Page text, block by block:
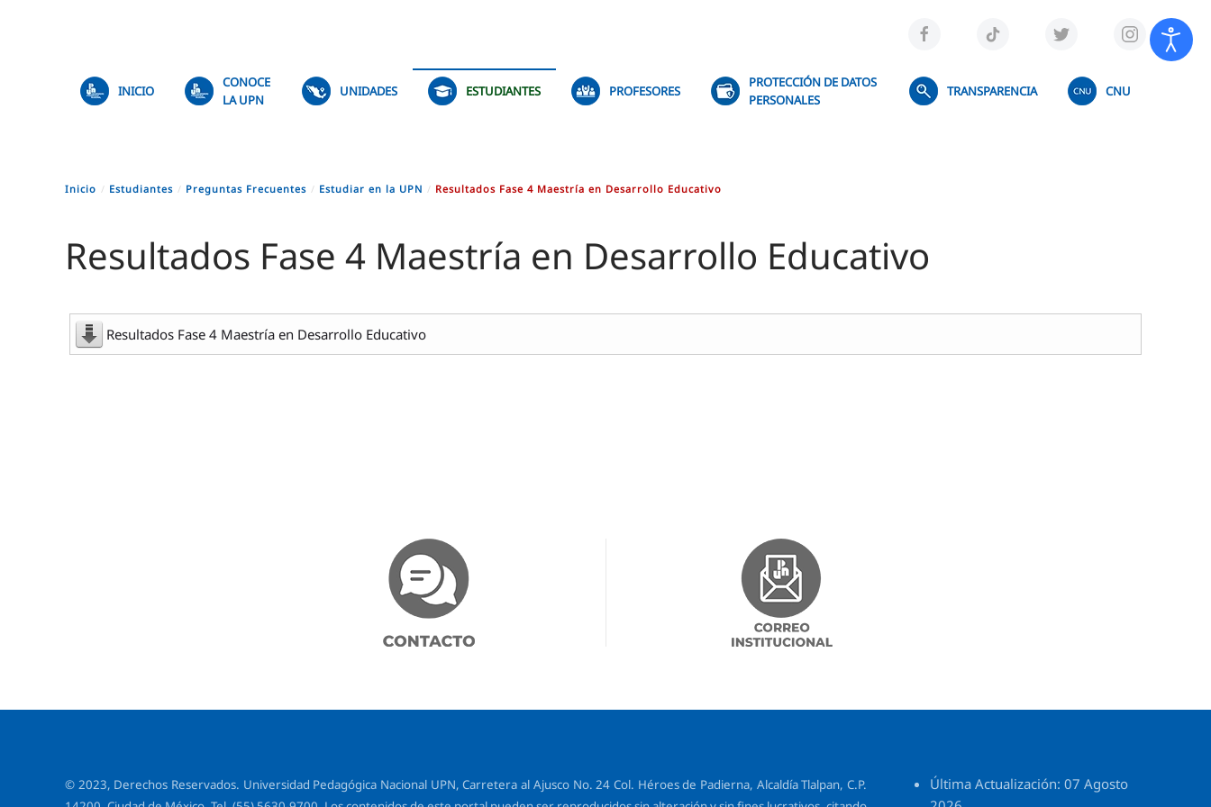
INICIO
CONOCE
LA UPN
UNIDADES ESTUDIANTES PROFESORES
PROTECCIÓN DE DATOS
PERSONALES
TRANSPARENCIA CNU
Inicio Estudiantes Preguntas Frecuentes Estudiar en la UPN Resultados Fase 4 Maestría en Desarrollo Educativo
Resultados Fase 4 Maestría en Desarrollo Educativo
Resultados Fase 4 Maestría en Desarrollo Educativo
© 2023, Derechos Reservados. Universidad Pedagógica Nacional UPN, Carretera al Ajusco No. 24 Col. Héroes de Padierna, Alcaldía Tlalpan, C.P.
Última Actualización: 07 Agosto